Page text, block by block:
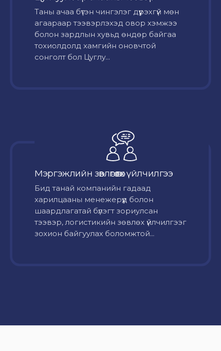
Таны ачаа бүтэн чингэлэг дүүрэхгүй мөн
агаараар тээвэрлэхэд овор хэмжээ
болон зардлын хувьд өндөр байгаа
тохиолдолд хамгийн оновчтой
сонголт бол Цуглу...
Мэргэжлийн зөвлөгөө өгөх үйлчилгээ
Бид танай компанийн гадаад
харилцааны менежерүүд болон
шаардлагатай бүлэгт зориулсан
тээвэр, логистикийн зөвлөх үйлчилгээг
зохион байгуулах боломжтой...